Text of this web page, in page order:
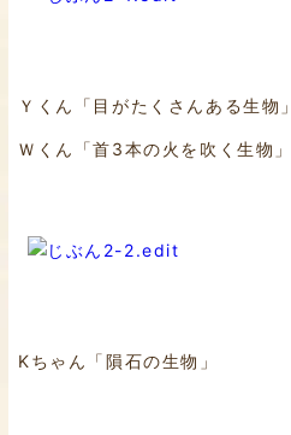
Ｙくん「目がたくさんある生物」
Ｗくん「首3本の火を吹く生物」
Kちゃん「隕石の生物」